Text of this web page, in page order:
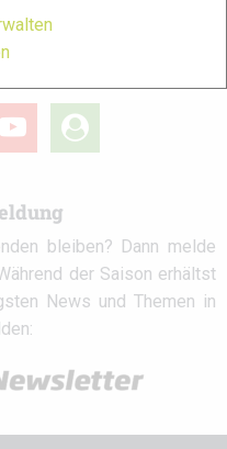
user-
circle
bleiben? Dann melde
der Saison erhältst
News und Themen in